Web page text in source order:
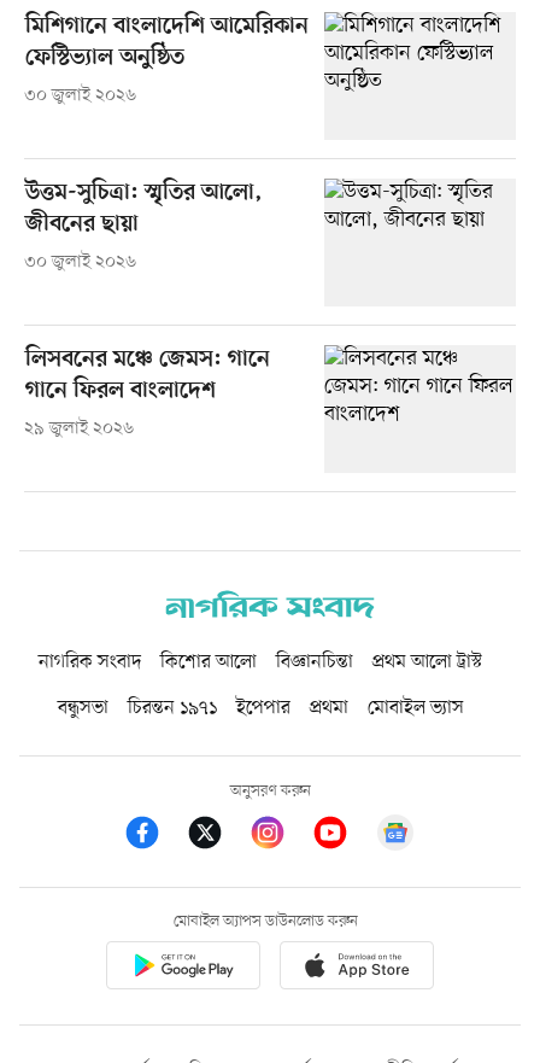
মিশিগানে বাংলাদেশি আমেরিকান
ফেস্টিভ্যাল অনুষ্ঠিত
৩০ জুলাই ২০২৬
উত্তম-সুচিত্রা: স্মৃতির আলো,
জীবনের ছায়া
৩০ জুলাই ২০২৬
লিসবনের মঞ্চে জেমস: গানে
গানে ফিরল বাংলাদেশ
২৯ জুলাই ২০২৬
নাগরিক সংবাদ কিশোর আলো বিজ্ঞানচিন্তা
প্রথম আলো ট্রাস্ট
বন্ধুসভা
চিরন্তন ১৯৭১ ইপেপার প্রথমা মোবাইল ভ্যাস
অনুসরণ করুন
মোবাইল অ্যাপস ডাউনলোড করুন